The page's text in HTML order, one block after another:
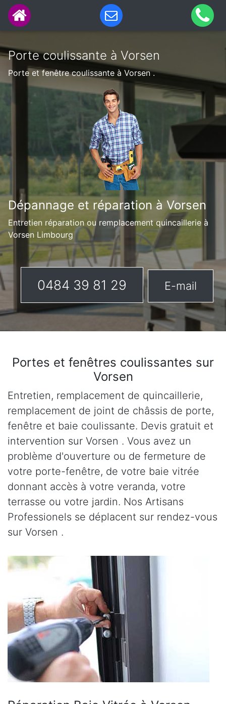
Porte coulissante à Vorsen
Porte et fenêtre coulissante à Vorsen .
Dépannage et réparation à Vorsen
Entretien réparation ou remplacement quincaillerie à
Vorsen Limbourg
0484 39 81 29 E-mail
Portes et fenêtres coulissantes sur
Vorsen
Entretien, remplacement de quincaillerie,
remplacement de joint de châssis de porte,
fenêtre et baie coulissante. Devis gratuit et
intervention sur Vorsen . Vous avez un
problème d'ouverture ou de fermeture de
votre porte-fenêtre, de votre baie vitrée
donnant accès à votre veranda, votre
terrasse ou votre jardin. Nos Artisans
Professionels se déplacent sur rendez-vous
sur Vorsen .